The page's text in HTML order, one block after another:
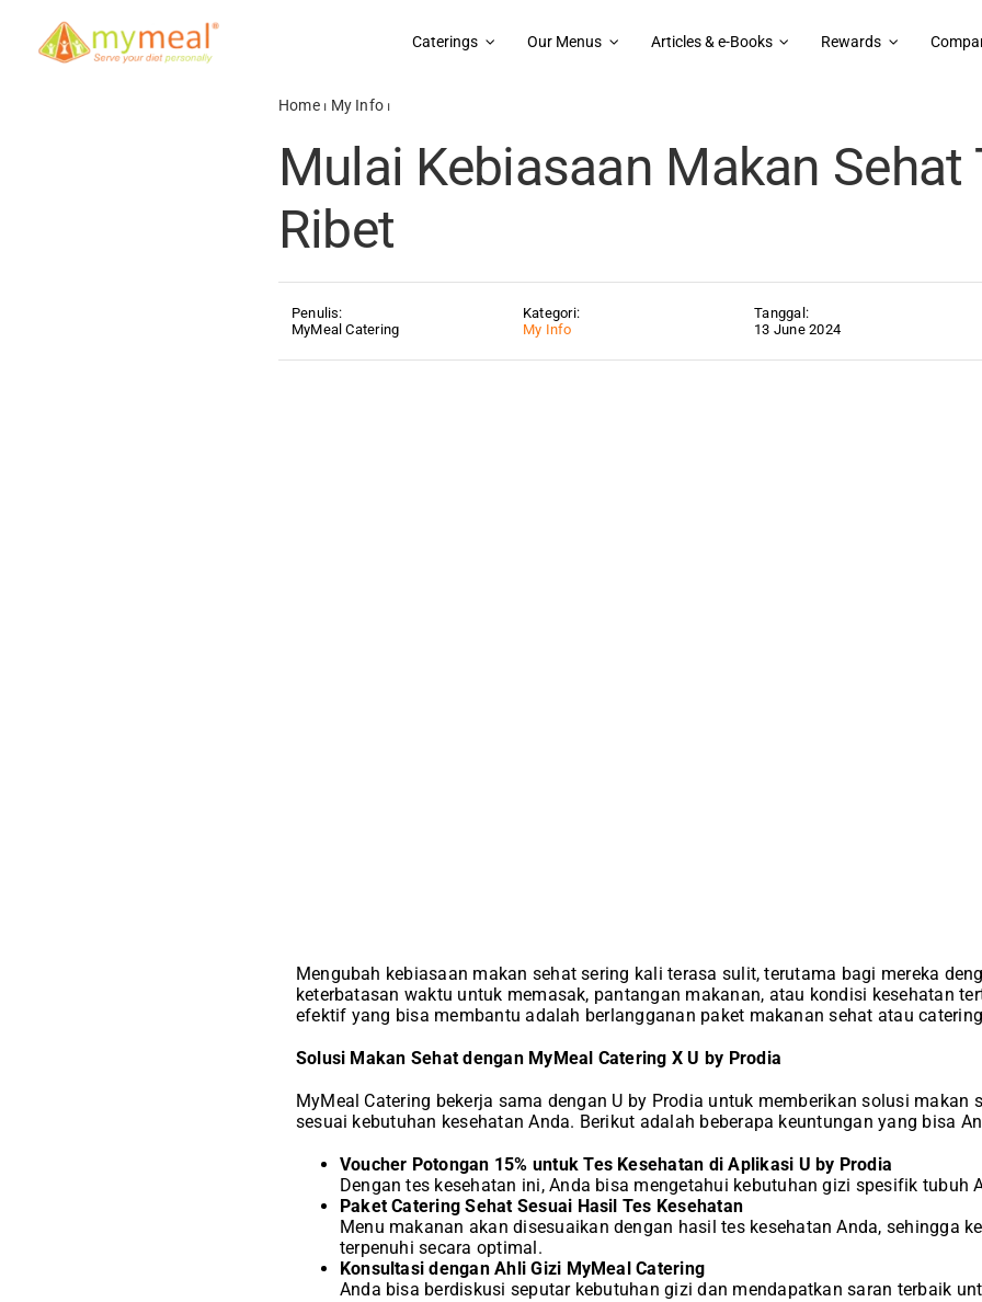
content
Caterings Our Menus Articles & e-Books Rewards
Home⏐ My Info ⏐
Mulai Kebiasaan Makan Sehat
Ribet
Penulis:
MyMeal Catering
Kategori:
My Info
Tanggal:
13 June 2024
Mengubah kebiasaan makan sehat sering kali terasa sulit, terutama bagi mereka
keterbatasan waktu untuk memasak, pantangan makanan, atau kondisi kesehatan
efektif yang bisa membantu adalah berlangganan paket makanan sehat atau
Solusi Makan Sehat dengan MyMeal Catering X U by Prodia
MyMeal Catering bekerja sama dengan U by Prodia untuk memberikan solusi makan
sesuai kebutuhan kesehatan Anda. Berikut adalah beberapa keuntungan yang bisa
Voucher Potongan 15% untuk Tes Kesehatan di Aplikasi U by Prodia
Dengan tes kesehatan ini, Anda bisa mengetahui kebutuhan gizi spesifik tubuh
Paket Catering Sehat Sesuai Hasil Tes Kesehatan
Menu makanan akan disesuaikan dengan hasil tes kesehatan Anda, sehingga
terpenuhi secara optimal.
Konsultasi dengan Ahli Gizi MyMeal Catering
Anda bisa berdiskusi seputar kebutuhan gizi dan mendapatkan saran terbaik